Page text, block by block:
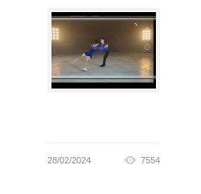
28/02/2024 7554